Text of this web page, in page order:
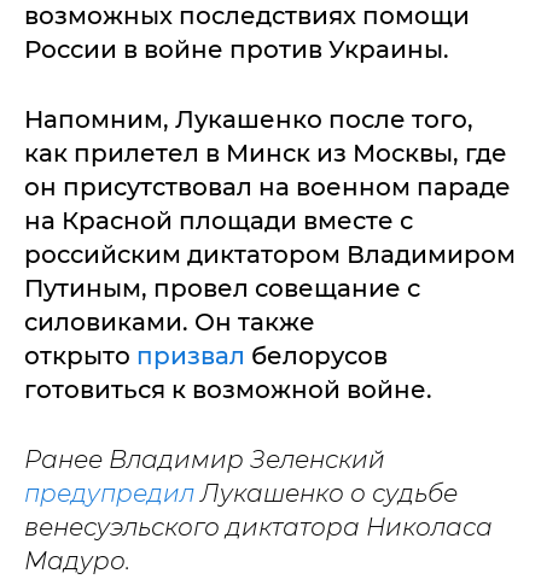
возможных последствиях помощи
России в войне против Украины.
Напомним, Лукашенко после того,
как прилетел в Минск из Москвы, где
он присутствовал на военном параде
на Красной площади вместе с
российским диктатором Владимиром
Путиным, провел совещание с
силовиками. Он также
открыто призвал белорусов
готовиться к возможной войне.
Ранее Владимир Зеленский
предупредилЛукашенко о судьбе
венесуэльского диктатора Николаса
Мадуро.